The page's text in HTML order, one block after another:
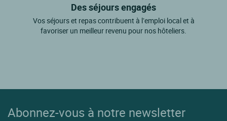
Des séjours engagés
Vos séjours et repas contribuent à l’emploi local et à
favoriser un meilleur revenu pour nos hôteliers.
Abonnez-vous à notre newsletter